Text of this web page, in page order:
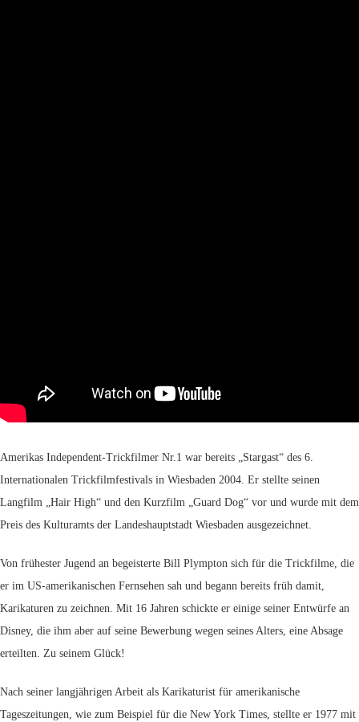
Amerikas Independent-Trickfilmer Nr.1 war bereits „Stargast“ des 6.
Internationalen Trickfilmfestivals in Wiesbaden 2004. Er stellte seinen
Langfilm „Hair High“ und den Kurzfilm „Guard Dog“ vor und wurde mit dem
Preis des Kulturamts der Landeshauptstadt Wiesbaden ausgezeichnet.
Von frühester Jugend an begeisterte Bill Plympton sich für die Trickfilme, die
er im US-amerikanischen Fernsehen sah und begann bereits früh damit,
Karikaturen zu zeichnen. Mit 16 Jahren schickte er einige seiner Entwürfe an
Disney, die ihm aber auf seine Bewerbung wegen seines Alters, eine Absage
erteilten. Zu seinem Glück!
Nach seiner langjährigen Arbeit als Karikaturist für amerikanische
Tageszeitungen, wie zum Beispiel für die New York Times, stellte er 1977 mit